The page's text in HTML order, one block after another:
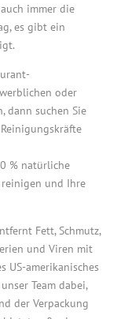
immer die
es gibt ein
oder
dann suchen Sie
% natürliche
und Ihre
Fett, Schmutz,
und Viren mit
US-amerikanisches
Team dabei,
der Verpackung